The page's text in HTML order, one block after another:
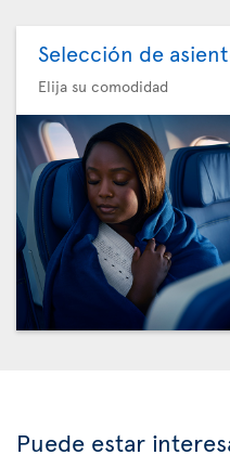
Selección de
Elija su comodidad
Puede estar